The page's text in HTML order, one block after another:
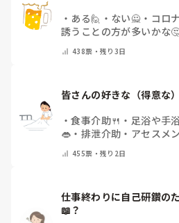
・ ある🙋 ・ ない🙅 ・ コロ
誘うことの方が多いかな
438票・残り3日
皆さんの好きな（得意な
・食事介助🍴 ・ 足浴や手
👄 ・ 排泄介助・アセスメ
で教えてください）
455票・残り2日
仕事終わりに自己研鑽の
📖？